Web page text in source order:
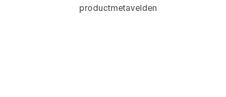
productmetavelden